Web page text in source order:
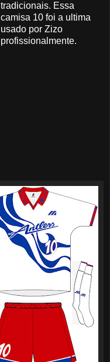
tradicionais. Essa
camisa 10 foi a ultima
usado por Zizo
profissionalmente.